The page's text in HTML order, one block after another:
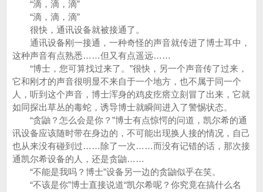
“滴，滴，滴”
“滴，滴，滴”
很快，通讯设备就被接通了。
通讯设备刚一接通，一种奇怪的声音就传进了博士耳中，
这种声音有点熟悉……但又有点遥远……
“博士，您可算找过来了。”很快，另一个声音传了过来，
它和刚才的声音很明显不来自于一个地方，也不属于同一个
人，听到这个声音，博士浑身的鸡皮疙瘩立刻冒了出来，它就
如同探出草丛的毒蛇，诱导博士就瞬间进入了警惕状态。
“贪鼬？怎么会是你？”博士有点惊愕的问道，凯尔希的通
讯设备应该随时带在身边的，不可能出现换人接的情况，自己
也从来没有碰到过……除了一次……而没有记错的话，那次接
通凯尔希设备的人，还是贪鼬……
“不能是我吗？博士”设备另一边的贪鼬似乎在笑。
“不该是你”博士直接说道“凯尔希呢？你究竟在搞什么名